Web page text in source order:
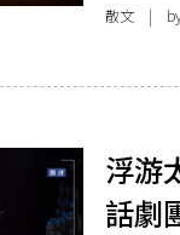
散文| by
浮游
話劇